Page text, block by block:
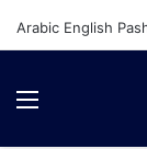
جبهه آزادی مسئولیت حمله موشکی به میدان هوایی کابل را برعهده گرفت
Arabic English